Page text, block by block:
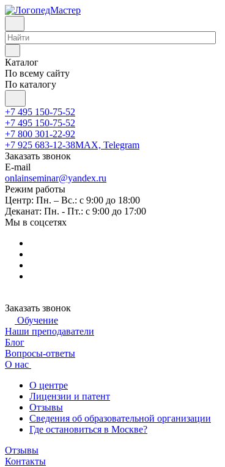
Каталог
По всему сайту
По каталогу
+7 495 150-75-52
+7 495 150-75-52
+7 800 301-22-92
+7 925 683-12-38MAX, Telegram
Заказать звонок
E-mail
onlainseminar@yandex.ru
Режим работы
Центр: Пн. – Вс.: с 9:00 до 18:00
Деканат: Пн. - Пт.: с 9:00 до 17:00
Мы в соцсетях
Заказать звонок
Обучение
Наши преподаватели
Блог
Вопросы-ответы
О нас
О центре
Лицензии и патент
Отзывы
Сведения об образовательной организации
Где остановиться в Москве?
Отзывы
Контакты